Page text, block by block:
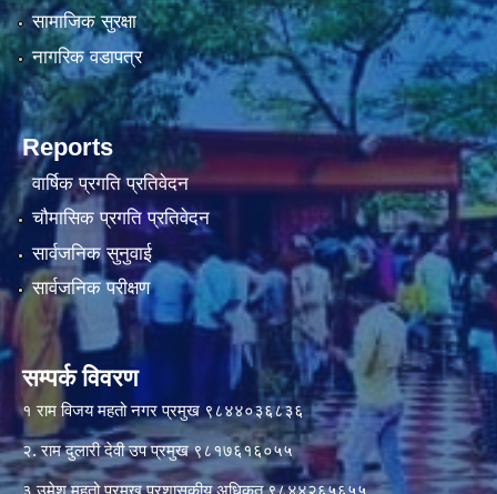
सामाजिक सुरक्षा
नागरिक वडापत्र
Reports
वार्षिक प्रगति प्रतिवेदन
चौमासिक प्रगति प्रतिवेदन
सार्वजनिक सुनुवाई
सार्वजनिक परीक्षण
सम्पर्क विवरण
१ राम विजय महतो नगर प्रमुख ९८४४०३६८३६
२. राम दुलारी देवी उप प्रमुख ९८१७६१६०५५